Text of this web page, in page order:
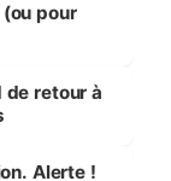
(ou pour
de retour à
Alerte !